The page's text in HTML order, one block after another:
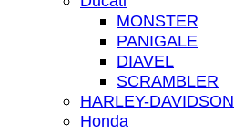
MONSTER
PANIGALE
DIAVEL
SCRAMBLER
HARLEY-DAVIDSON
Honda